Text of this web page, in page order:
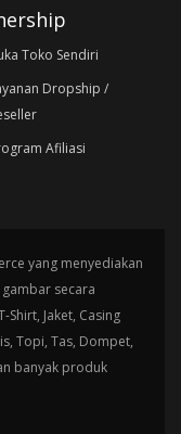
Toko Sendiri
Dropship /
Afiliasi
yang menyediakan
secara
Jaket, Casing
Topi, Tas, Dompet,
banyak produk